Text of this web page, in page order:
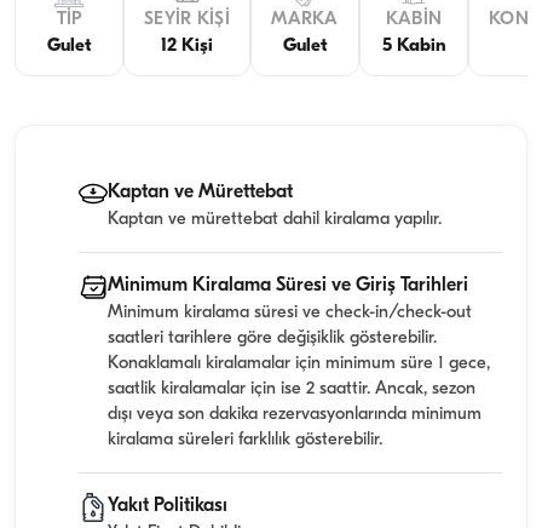
TIP
Gulet
SEYIR KIŞI
12 Kişi
MARKA
Gulet
KABIN
5 Kabin
Kaptan ve Mürettebat
Kaptan ve mürettebat dahil kiralama yapılır.
Minimum Kiralama Süresi ve Giriş Tarihleri
Minimum kiralama süresi ve check-in/check-out
saatleri tarihlere göre değişiklik gösterebilir.
Konaklamalı kiralamalar için minimum süre 1 gece,
saatlik kiralamalar için ise 2 saattir. Ancak, sezon
dışı veya son dakika rezervasyonlarında minimum
kiralama süreleri farklılık gösterebilir.
Yakıt Politikası